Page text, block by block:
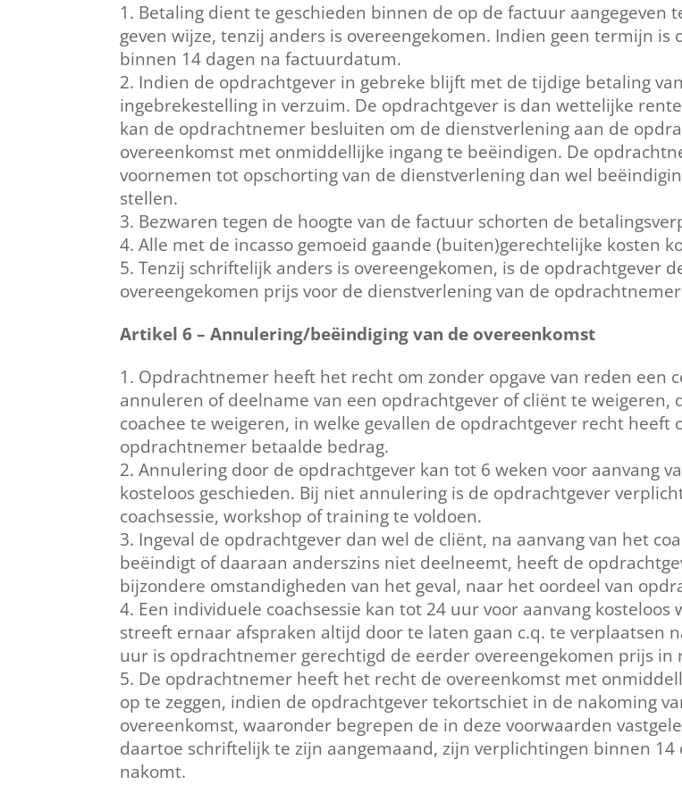
Betaling dient te geschieden binnen de op de factuur
geven wijze, tenzij anders is overeengekomen. Indien geen termijn
binnen 14 dagen na factuurdatum.
Indien de opdrachtgever in gebreke blijft met de tijdige betaling
ingebrekestelling in verzuim. De opdrachtgever is dan wettelijke
kan de opdrachtnemer besluiten om de dienstverlening aan de
overeenkomst met onmiddellijke ingang te beëindigen. De
voornemen tot opschorting van de dienstverlening dan wel
stellen.
Bezwaren tegen de hoogte van de factuur schorten de
Alle met de incasso gemoeid gaande (buiten)gerechtelijke kosten
Tenzij schriftelijk anders is overeengekomen, is de opdrachtgever
overeengekomen prijs voor de dienstverlening van de
Artikel 6 – Annulering/beëindiging van de overeenkomst
Opdrachtnemer heeft het recht om zonder opgave van reden een
annuleren of deelname van een opdrachtgever of cliënt te weigeren,
coachee te weigeren, in welke gevallen de opdrachtgever recht
opdrachtnemer betaalde bedrag.
Annulering door de opdrachtgever kan tot 6 weken voor aanvang
kosteloos geschieden. Bij niet annulering is de opdrachtgever
coachsessie, workshop of training te voldoen.
Ingeval de opdrachtgever dan wel de cliënt, na aanvang van het
beëindigt of daaraan anderszins niet deelneemt, heeft de
bijzondere omstandigheden van het geval, naar het oordeel van
Een individuele coachsessie kan tot 24 uur voor aanvang
streeft ernaar afspraken altijd door te laten gaan c.q. te verplaatsen
uur is opdrachtnemer gerechtigd de eerder overeengekomen prijs in
De opdrachtnemer heeft het recht de overeenkomst met
op te zeggen, indien de opdrachtgever tekortschiet in de nakoming
overeenkomst, waaronder begrepen de in deze voorwaarden
daartoe schriftelijk te zijn aangemaand, zijn verplichtingen binnen
nakomt.